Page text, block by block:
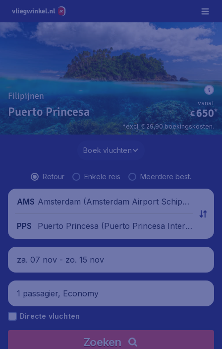
Filipijnen
Puerto Princesa €650*
vanaf
*excl. € 29,90 boekingskosten.
Boek vluchten
Retour Enkele reis Meerdere best.
AMS Amsterdam (Amsterdam Airport Schipho
PPS
Puerto Princesa (Puerto Princesa Intern
ational Airport), Filipijnen
za. 07 nov - zo. 15 nov
1 passagier, Economy
Directe vluchten
Zoeken